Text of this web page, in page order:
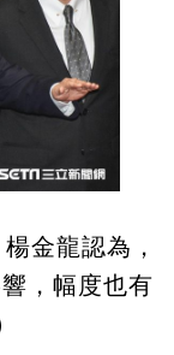
金龍認為，
，幅度也有